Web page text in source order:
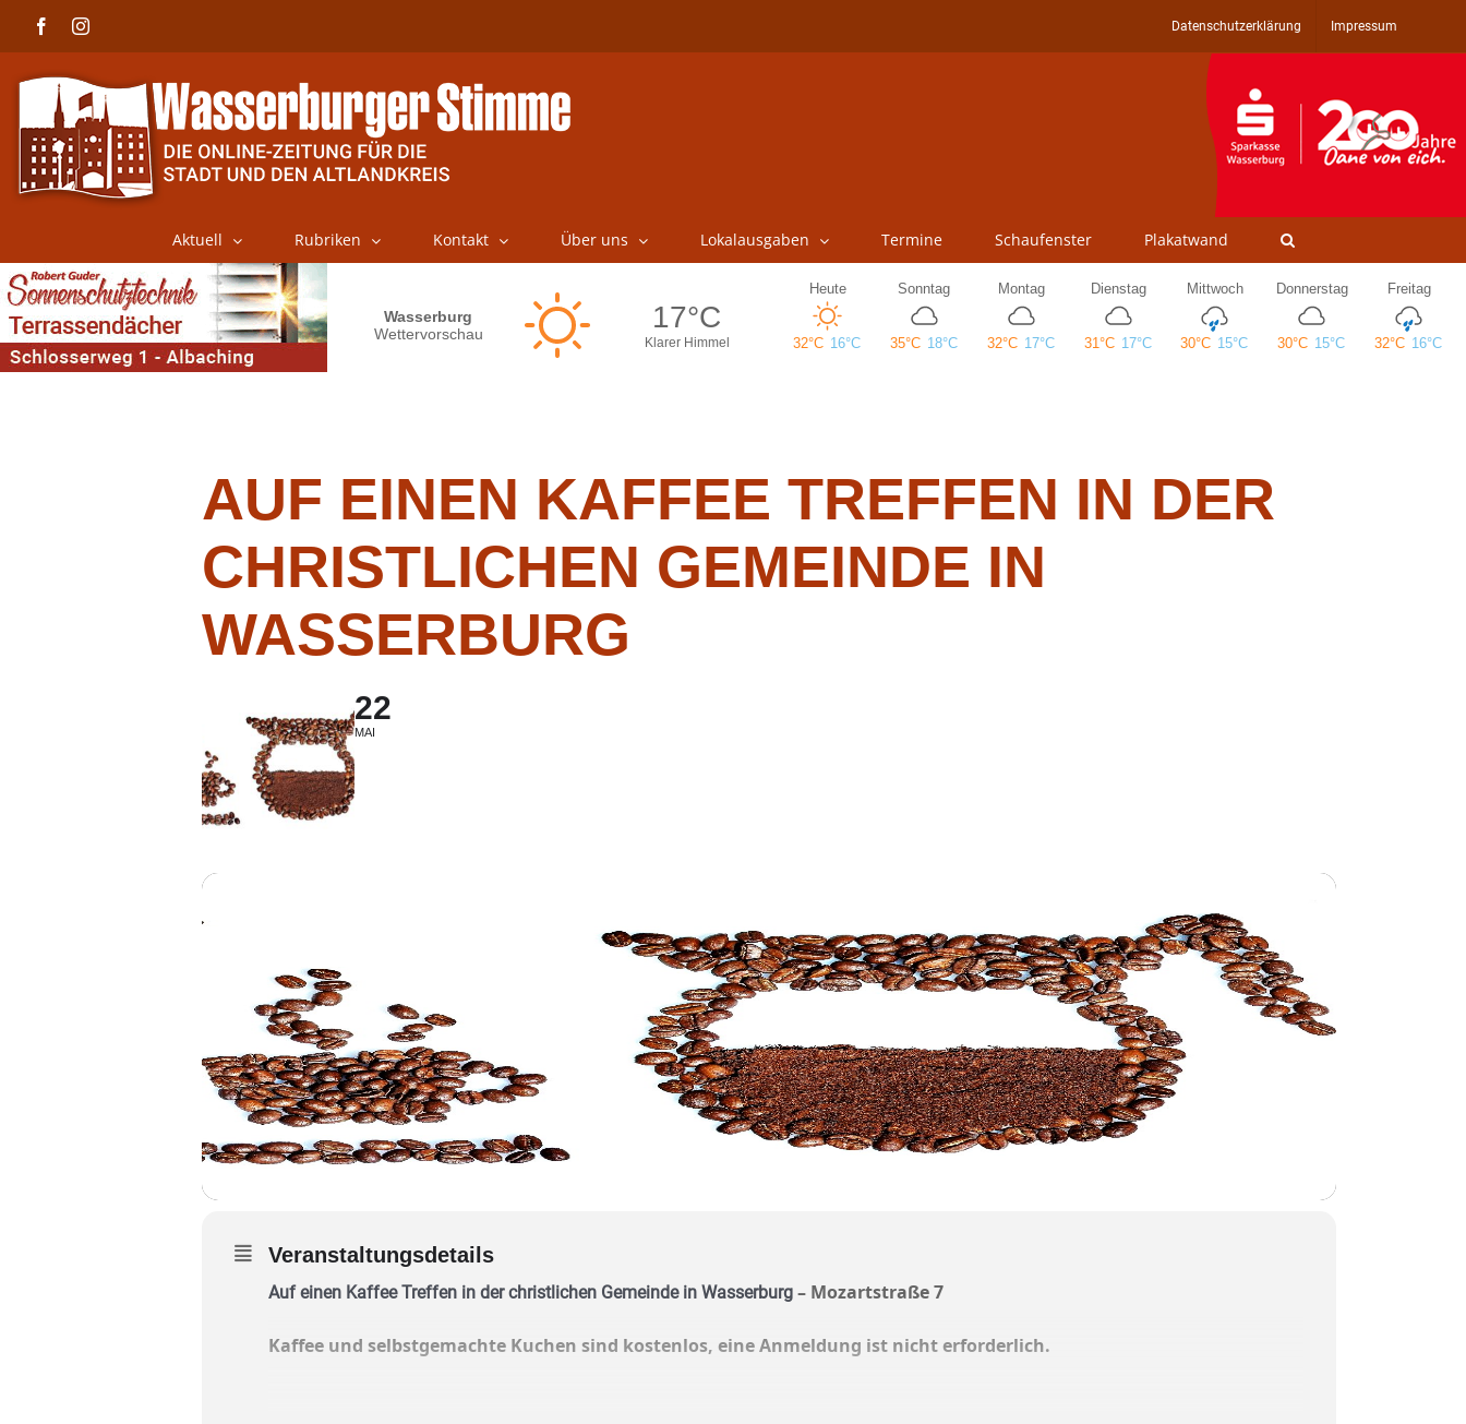
FacebookInstagram Datenschutzerklärung Impressum
Aktuell Rubriken Kontakt Über uns Lokalausgaben Termine Schaufenster Plakatwand
AUF EINEN KAFFEE TREFFEN IN DER
CHRISTLICHEN GEMEINDE IN
WASSERBURG
22
MAI
Veranstaltungsdetails
Auf einen Kaffee Treffen in der christlichen Gemeinde in Wasserburg – Mozartstraße 7
Kaffee und selbstgemachte Kuchen sind kostenlos, eine Anmeldung ist nicht erforderlich.